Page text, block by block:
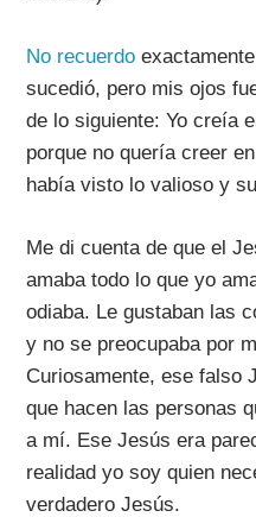
No recuerdo
sucedió, pero mis ojos
de lo siguiente: Yo creía
porque no quería creer
había visto lo valioso y
Me di cuenta de que el
amaba todo lo que yo
odiaba. Le gustaban las
y no se preocupaba por
Curiosamente, ese falso
que hacen las personas
a mí. Ese Jesús era
realidad yo soy quien
verdadero Jesús.